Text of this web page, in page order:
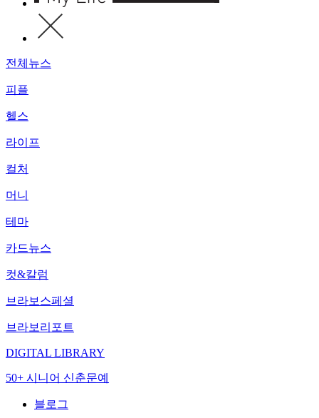
전체뉴스
피플
헬스
라이프
컬처
머니
테마
카드뉴스
컷&칼럼
브라보스페셜
브라보리포트
DIGITAL LIBRARY
50+ 시니어 신춘문예
블로그